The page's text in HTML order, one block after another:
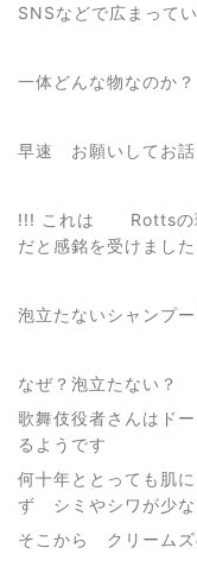
SNSなどで広まって
一体どんな物なのか？
早速 お願いしてお話
!!! これは Rottsの理
だと感銘を受けまし
泡立たないシャンプ
なぜ？泡立たない？
歌舞伎役者さんはド
るようです
何十年ととっても肌
ず シミやシワが少な
そこから クリームズ